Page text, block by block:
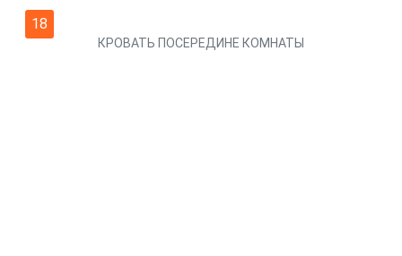
18
КРОВАТЬ ПОСЕРЕДИНЕ КОМНАТЫ